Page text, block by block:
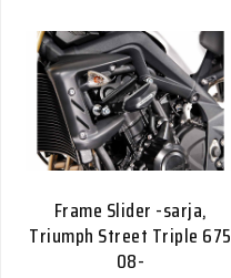
Frame Slider -sarja,
Triumph Street Triple 675
08-